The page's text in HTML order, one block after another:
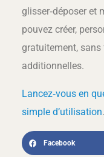
glisser‑déposer et
pouvez créer,
gratuitement,
additionnelles.
Lancez‑vous en
simple d’utilisation.
Facebook